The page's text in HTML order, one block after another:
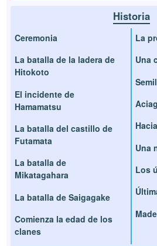
Historia
Ceremonia
La batalla de la ladera de
Hitokoto
El incidente de
Hamamatsu
La batalla del castillo de
Futamata
La batalla de
Mikatagahara
La batalla de Saigagake
Comienza la edad de los
clanes
La
Una
Una
Los